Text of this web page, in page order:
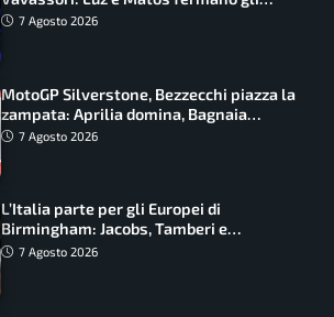
azzurri
7 Agosto 2026
MotoGP Silverstone, Bezzecchi piazza la
zampata: Aprilia domina, Bagnaia
costretto al Q1
7 Agosto 2026
L’Italia parte per gli Europei di
Birmingham: Jacobs, Tamberi e
Battocletti guidano una spedizione
7 Agosto 2026